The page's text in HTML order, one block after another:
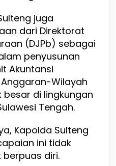
juga
dari Direktorat
(DJPb) sebagai
penyusunan
Akuntansi
Wilayah
besar di lingkungan
Tengah.
Kapolda Sulteng
ini tidak
diri.